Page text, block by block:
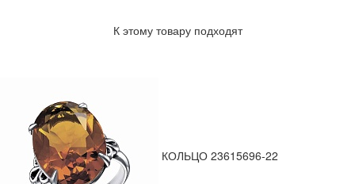
К этому товару подходят
КОЛЬЦО 23615696-22